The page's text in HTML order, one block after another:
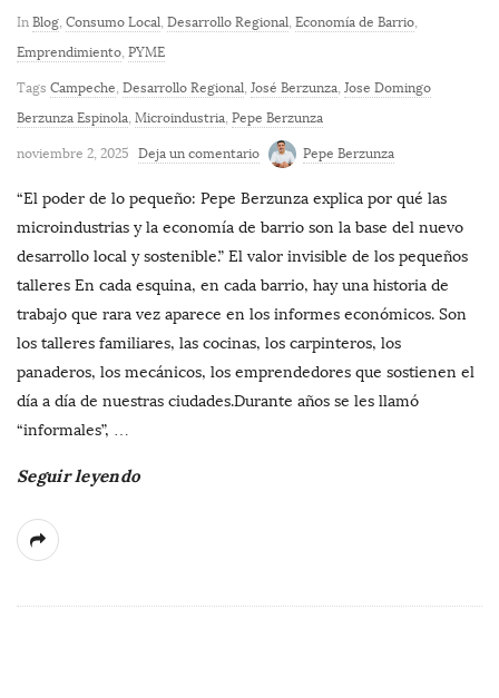
In Blog, Consumo Local, Desarrollo Regional, Economía de Barrio,
Emprendimiento, PYME
Tags Campeche, Desarrollo Regional, José Berzunza, Jose Domingo
Berzunza Espinola, Microindustria, Pepe Berzunza
noviembre 2, 2025 Deja un comentario Pepe Berzunza
“El poder de lo pequeño: Pepe Berzunza explica por qué las
microindustrias y la economía de barrio son la base del nuevo
desarrollo local y sostenible.” El valor invisible de los pequeños
talleres En cada esquina, en cada barrio, hay una historia de
trabajo que rara vez aparece en los informes económicos. Son
los talleres familiares, las cocinas, los carpinteros, los
panaderos, los mecánicos, los emprendedores que sostienen el
día a día de nuestras ciudades.Durante años se les llamó
“informales”, …
Seguir leyendo